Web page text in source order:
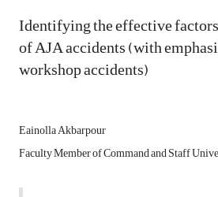
Identifying the effective
of AJA accidents (with
workshop accidents)
Eainolla Akbarpour
Faculty Member of Command and Staff